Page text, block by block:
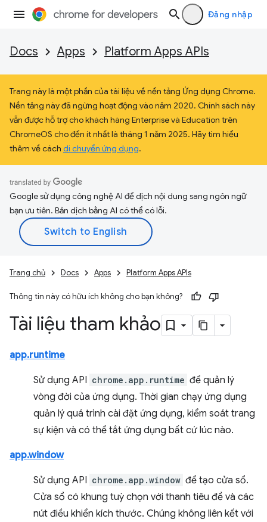
Đăng nhập
Docs Apps Platform Apps APIs
Trang này là một phần của tài liệu về nền tảng Ứng dụng Chrome.
Nền tảng này đã ngừng hoạt động vào năm 2020. Chính sách này
vẫn được hỗ trợ cho khách hàng Enterprise và Education trên
ChromeOS cho đến ít nhất là tháng 1 năm 2025. Hãy tìm hiểu
thêm về cách di chuyển ứng dụng.
Google sử dụng công nghệ AI để dịch nội dung sang ngôn ngữ
bạn ưu tiên. Bản dịch bằng AI có thể có lỗi.
Trang chủ Docs Apps Platform Apps APIs
Thông tin này có hữu ích không cho bạn không?
Tài liệu tham khảo
app.runtime
Sử dụng API chrome.app.runtime để quản lý
vòng đời của ứng dụng. Thời gian chạy ứng dụng
quản lý quá trình cài đặt ứng dụng, kiểm soát trang
sự kiện và có thể tắt ứng dụng bất cứ lúc nào.
app.window
Sử dụng API chrome.app.window để tạo cửa sổ.
Cửa sổ có khung tuỳ chọn với thanh tiêu đề và các
nút điều khiển kích thước. Chúng không liên kết với